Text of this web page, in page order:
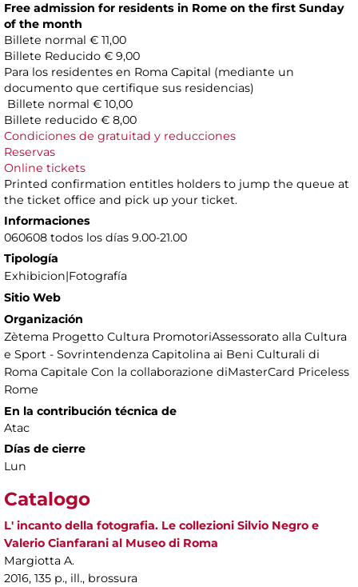
Free admission for residents in Rome on the first Sunday
of the month
Billete normal € 11,00
Billete Reducido € 9,00
Para los residentes en Roma Capital (mediante un
documento que certifique sus residencias)
Billete normal € 10,00
Billete reducido € 8,00
Condiciones de gratuitad y reducciones
Reservas
Online tickets
Printed confirmation entitles holders to jump the queue at
the ticket office and pick up your ticket.
Informaciones
060608 todos los días 9.00-21.00
Tipología
Exhibicion|Fotografía
Sitio Web
Organización
Zètema Progetto Cultura PromotoriAssessorato alla Cultura
e Sport - Sovrintendenza Capitolina ai Beni Culturali di
Roma Capitale Con la collaborazione diMasterCard Priceless
Rome
En la contribución técnica de
Atac
Días de cierre
Lun
Catalogo
L' incanto della fotografia. Le collezioni Silvio Negro e
Valerio Cianfarani al Museo di Roma
Margiotta A.
2016, 135 p., ill., brossura